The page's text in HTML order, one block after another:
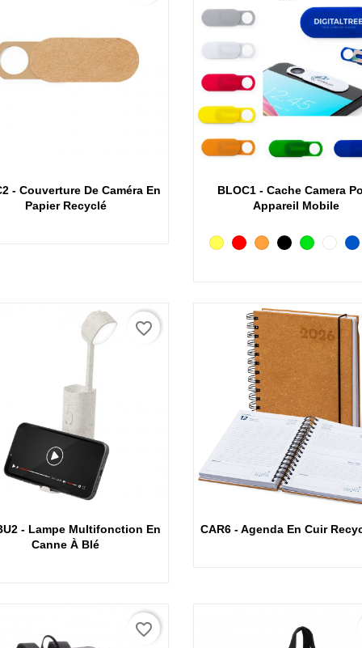
Aperçu rapide
- Couverture De Caméra En
Papier Recyclé
Aperçu rapide
BLOC1 - Cache Camera
Appareil Mobile
JauneRougeOrange
Noir Vert Blanc
Aperçu rapide
- Lampe Multifonction En
Canne À Blé
favorite_border
Aperçu rapide
CAR6 - Agenda En Cuir
favorite_border